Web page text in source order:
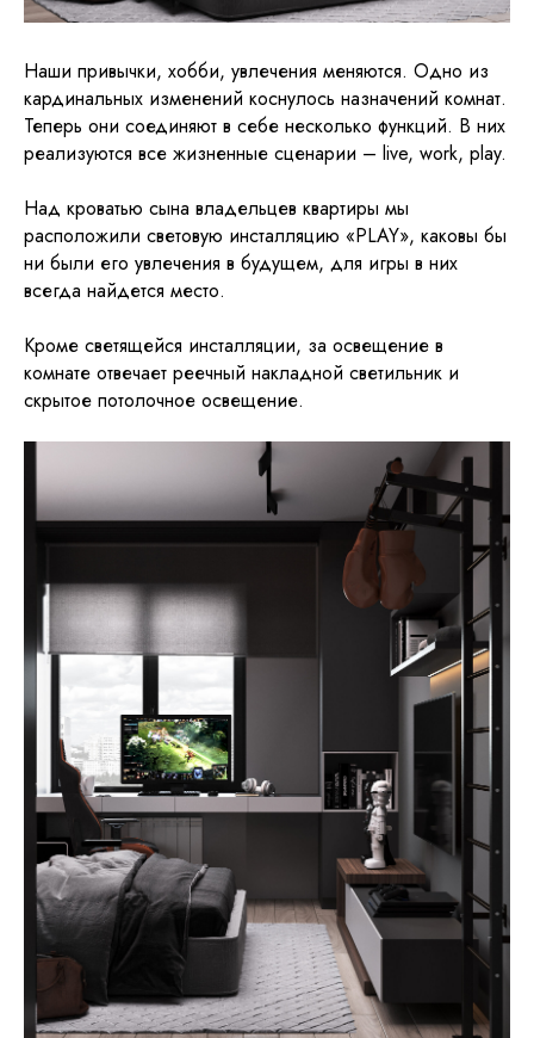
Наши привычки, хобби, увлечения меняются. Одно из
кардинальных изменений коснулось назначений комнат.
Теперь они соединяют в себе несколько функций. В них
реализуются все жизненные сценарии – live, work, play.
Над кроватью сына владельцев квартиры мы
расположили световую инсталляцию «PLAY», каковы бы
ни были его увлечения в будущем, для игры в них
всегда найдется место.
Кроме светящейся инсталляции, за освещение в
комнате отвечает реечный накладной светильник и
скрытое потолочное освещение.